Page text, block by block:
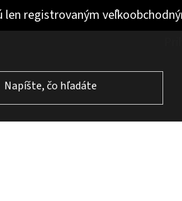
len registrovaným